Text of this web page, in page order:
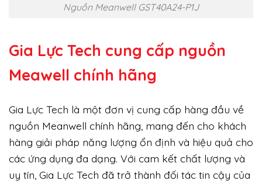
Nguồn Meanwell GST40A24-P1J
Gia Lực Tech cung cấp nguồn
Meawell chính hãng
Gia Lực Tech là một đơn vị cung cấp hàng đầu về
nguồn Meanwell chính hãng, mang đến cho khách
hàng giải pháp năng lượng ổn định và hiệu quả cho
các ứng dụng đa dạng. Với cam kết chất lượng và
uy tín, Gia Lực Tech đã trở thành đối tác tin cậy của